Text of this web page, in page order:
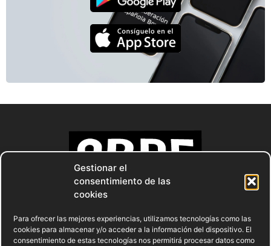
Gestionar el
consentimiento de las
cookies
Para ofrecer las mejores experiencias, utilizamos tecnologías como las
cookies para almacenar y/o acceder a la información del dispositivo. El
consentimiento de estas tecnologías nos permitirá procesar datos como